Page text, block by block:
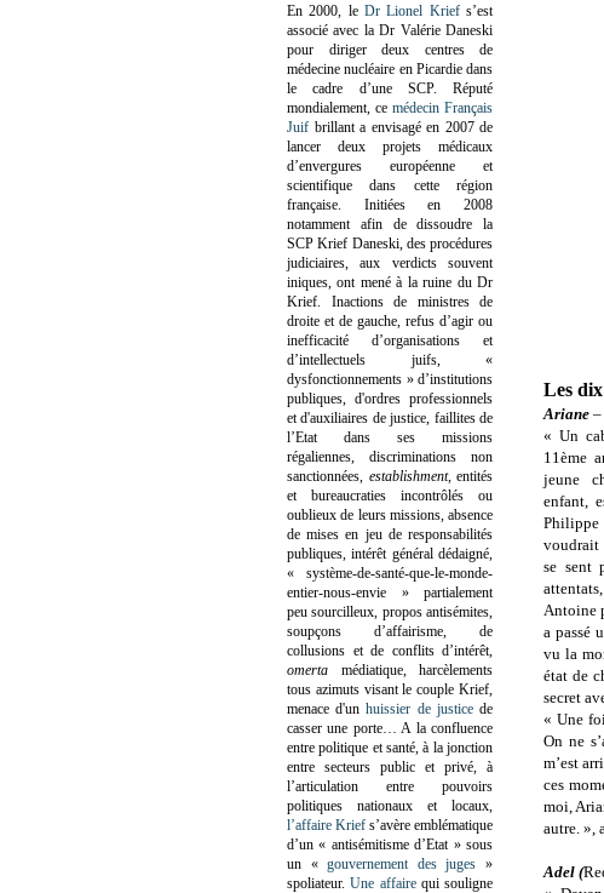
Les dix
Ariane
« Un
11ème
jeune
enfant,
Philippe
voudrait
se sent
Antoine
a passé
vu la
état de
secret
« Une
On ne
m’est
ces
moi,
autre. »,
Adel (
En 2000, le Dr Lionel Kriefs’est
associé avec la Dr Valérie Daneski
pour diriger deux centres de
médecine nucléaire en Picardie dans
le cadre d’une SCP. Réputé
mondialement, ce médecin Français
Juif brillant a envisagé en 2007 de
lancer deux projets médicaux
d’envergures européenne et
scientifique dans cette région
française. Initiées en 2008
notamment afin de dissoudre la
SCP Krief Daneski, des procédures
judiciaires, aux verdicts souvent
iniques, ont mené à la ruine du Dr
Krief. Inactions de ministres de
droite et de gauche, refus d’agir ou
inefficacité d’organisations et
d’intellectuels juifs, «
dysfonctionnements » d’institutions
publiques, d'ordres professionnels
et d'auxiliaires de justice, faillites de
l’Etat dans ses missions
régaliennes, discriminations non
sanctionnées, establishment, entités
et bureaucraties incontrôlés ou
oublieux de leurs missions, absence
de mises en jeu de responsabilités
publiques, intérêt général dédaigné,
« système-de-santé-que-le-monde-
entier-nous-envie » partialement
peu sourcilleux, propos antisémites,
soupçons d’affairisme, de
collusions et de conflits d’intérêt,
omerta médiatique, harcèlements
tous azimuts visant le couple Krief,
menace d'unhuissier de justicede
casser une porte… A la confluence
entre politique et santé, à la jonction
entre secteurs public et privé, à
l’articulation entre pouvoirs
politiques nationaux et locaux,
l’affaire Krief s’avère emblématique
d’un « antisémitisme d’Etat » sous
un «gouvernement des juges »
spoliateur.Une affairequi souligne